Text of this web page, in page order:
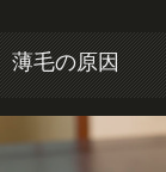
薄毛の原因